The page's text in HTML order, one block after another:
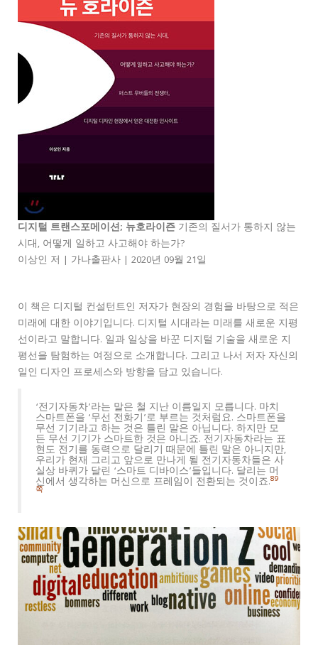
디지털 트랜스포메이션; 뉴호라이즌 기존의 질서가 통하지 않는
시대, 어떻게 일하고 사고해야 하는가?
이상인 저 | 가나출판사 | 2020년 09월 21일
이 책은 디지털 컨설턴트인 저자가 현장의 경험을 바탕으로 적은
미래에 대한 이야기입니다. 디지털 시대라는 미래를 새로운 지평
선이라고 말합니다. 일과 일상을 바꾼 디지털 기술을 새로운 지
평선을 탐험하는 여정으로 소개합니다. 그리고 나서 저자 자신의
일인 디자인 프로세스와 방향을 담고 있습니다.
‘전기자동차’라는 말은 철 지난 이름일지 모릅니다. 마치
스마트폰을 ‘무선 전화기’로 부르는 것처럼요. 스마트폰을
무선 기기라고 하는 것은 틀린 말은 아닙니다. 하지만 모
든 무선 기기가 스마트한 것은 아니죠. 전기자동차라는 표
현도 전기를 동력으로 달리기 때문에 틀린 말은 아니지만,
우리가 현재 그리고 앞으로 만나게 될 전기자동차들은 사
실상 바퀴가 달린 ‘스마트 디바이스’들입니다. 달리는 머
신에서 생각하는 머신으로 프레임이 전환되는 것이죠.89
쪽